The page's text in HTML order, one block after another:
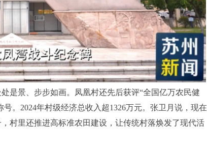
景、步步如画。凤凰村还先后获评“全国亿万农民健
。2024年村级经济总收入超1326万元。张卫月说，现在
村里还推进高标准农田建设，让传统村落焕发了现代活